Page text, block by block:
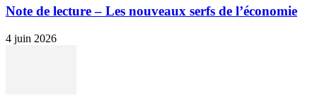
Note de lecture – Les nouveaux serfs de l’économie
4 juin 2026